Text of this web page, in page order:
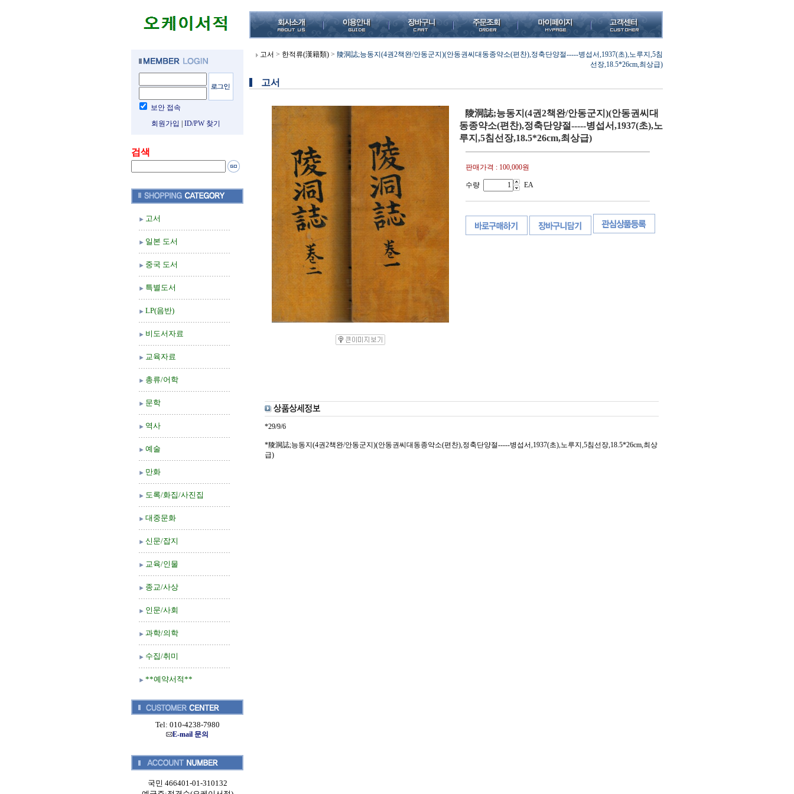
보안 접속
회원가입
ID/PW 찾기
검색
고서
일본 도서
중국 도서
특별도서
LP(음반)
비도서자료
교육자료
총류/어학
문학
역사
예술
만화
도록/화집/사진집
대중문화
신문/잡지
교육/인물
종교/사상
인문/사회
과학/의학
수집/취미
**예약서적**
Tel: 010-4238-7980
E-mail 문의
국민 466401-01-310132
고서 > 한적류(漢籍類) > 陵洞誌;능동지(4권2책완/안동군지)(안동권씨대동종약소(편찬),정축단양절-----병섭서,1937(초),노루지,5침
선장,18.5*26cm,최상급)
고서
陵洞誌;능동지(4권2책완/안동군지)(안동권씨대
동종약소(편찬),정축단양절-----병섭서,1937(초),노
루지,5침선장,18.5*26cm,최상급)
판매가격 : 100,000원
수량 EA
*29/9/6
*陵洞誌;능동지(4권2책완/안동군지)(안동권씨대동종약소(편찬),정축단양절-----병섭서,1937(초),노루지,5침선장,18.5*26cm,최상
급)